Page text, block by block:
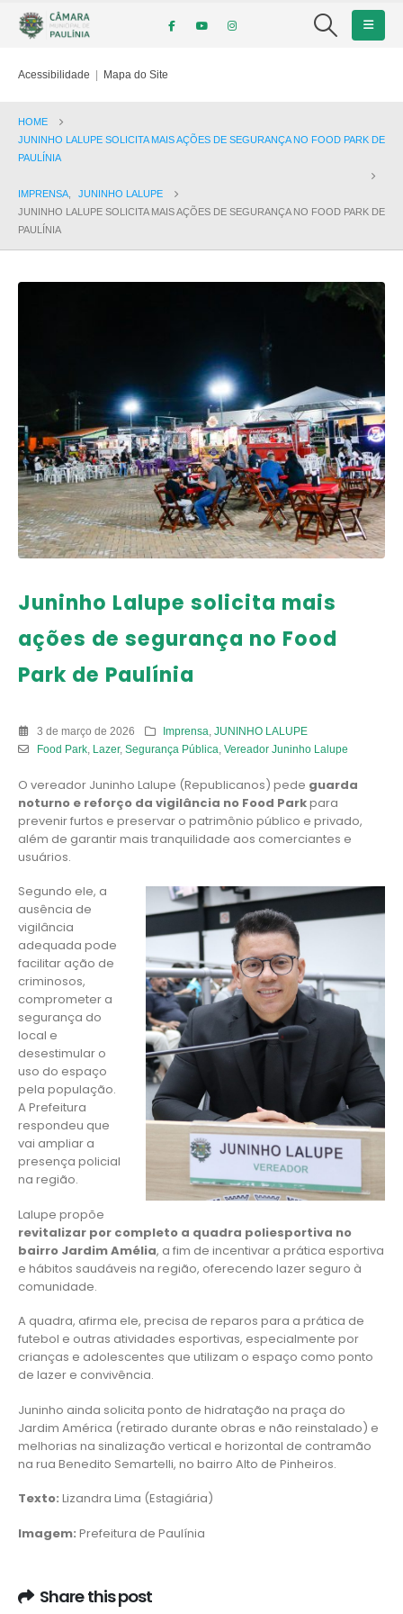
Acessibilidade | Mapa do Site
HOME
JUNINHO LALUPE SOLICITA MAIS AÇÕES DE SEGURANÇA NO FOOD PARK DE
PAULÍNIA
IMPRENSA
JUNINHO LALUPE
JUNINHO LALUPE SOLICITA MAIS AÇÕES DE SEGURANÇA NO FOOD PARK DE
PAULÍNIA
Juninho Lalupe solicita mais
ações de segurança no Food
Park de Paulínia
3 de março de 2026 Imprensa ,JUNINHO LALUPE
Food Park, Lazer, Segurança Pública Vereador Juninho Lalupe
O vereador Juninho Lalupe (Republicanos) pede guarda
noturno e reforço da vigilância no Food Parkpara
prevenir furtos e preservar o patrimônio público e privado,
além de garantir mais tranquilidade aos comerciantes e
usuários.
Segundo ele, a
ausência de
vigilância
adequada pode
facilitar ação de
criminosos,
comprometer a
segurança do
local e
desestimular o
uso do espaço
pela população.
A Prefeitura
respondeu que
vai ampliar a
presença policial
na região.
Lalupe propõe
revitalizar por completo a quadra poliesportiva no
bairro Jardim Amélia, a fim de incentivar a prática esportiva
e hábitos saudáveis na região, oferecendo lazer seguro à
comunidade.
A quadra, afirma ele, precisa de reparos para a prática de
futebol e outras atividades esportivas, especialmente por
crianças e adolescentes que utilizam o espaço como ponto
de lazer e convivência.
Juninho ainda solicita ponto de hidratação na praça do
Jardim América (retirado durante obras e não reinstalado) e
melhorias na sinalização vertical e horizontal de contramão
na rua Benedito Semartelli, no bairro Alto de Pinheiros.
Texto: Lizandra Lima (Estagiária)
Imagem: Prefeitura de Paulínia
Share this post